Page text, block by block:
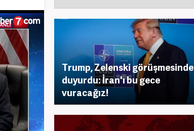
Trump, Zelenski görüşmesinde
duyurdu: İran'ı bu gece
vuracağız!